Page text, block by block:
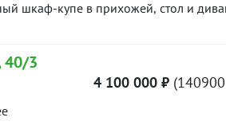
шкаф-купе в прихожей, стол и
в шаговой доступности: школa
трамвай. Просмотры в любое
Звоните и записывайтесь на
40/3
4 100 000 ₽